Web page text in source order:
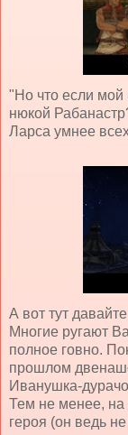
"Но что если мой
нюкой
Ларса умнее
А вот тут
Многие ругают
полное говно.
прошлом
Иванушка-
Тем не менее, на
героя (он ведь